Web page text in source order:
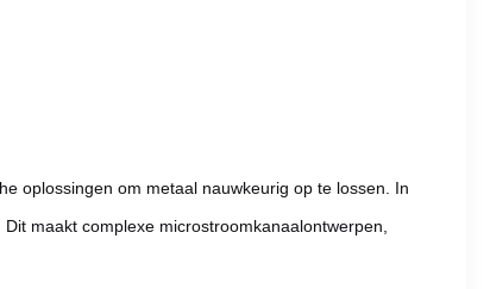
oplossingen om metaal nauwkeurig op te lossen. In
maakt complexe microstroomkanaalontwerpen,